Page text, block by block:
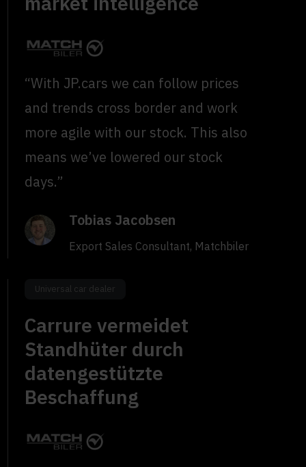
“With JP.cars we can follow prices
and trends cross border and work
more agile with our stock. This also
means we’ve lowered our stock
days.”
Tobias Jacobsen
Export Sales Consultant, Matchbiler
Universal car dealer
Carrure vermeidet
Standhüter durch
datengestützte
Beschaffung